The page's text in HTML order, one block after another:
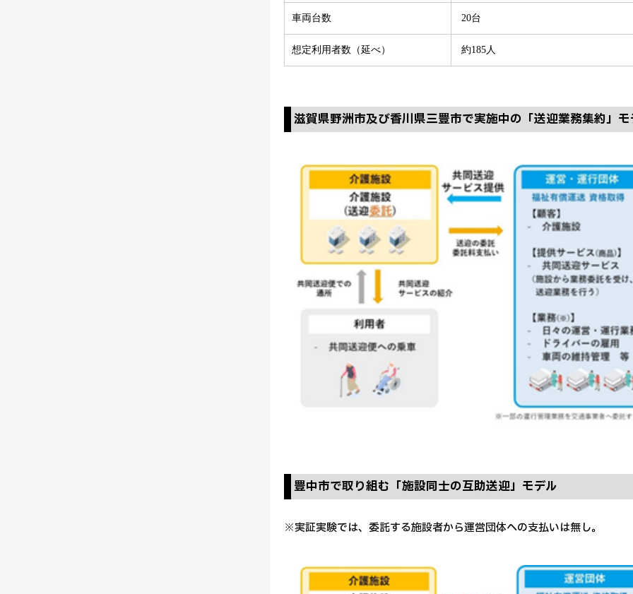
車両台数 20台
想定利用者数（延べ） 約185人
滋賀県野洲市及び香川県三豊市で実施中の「送迎業務集約」モ
豊中市で取り組む「施設同士の互助送迎」モデル
※実証実験では、委託する施設者から運営団体への支払いは無し。